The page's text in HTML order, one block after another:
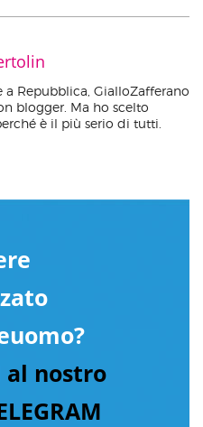
a Repubblica, GialloZafferano
blogger. Ma ho scelto
è il più serio di tutti.
al nostro